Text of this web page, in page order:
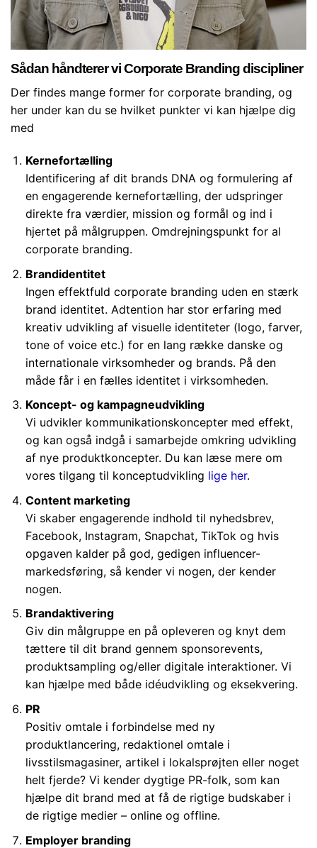
Sådan håndterer vi Corporate Branding discipliner
Der findes mange former for corporate branding, og
her under kan du se hvilket punkter vi kan hjælpe dig
med
Kernefortælling
Identificering af dit brands DNA og formulering af
en engagerende kernefortælling, der udspringer
direkte fra værdier, mission og formål og ind i
hjertet på målgruppen. Omdrejningspunkt for al
corporate branding.
Brandidentitet
Ingen effektfuld corporate branding uden en stærk
brand identitet. Adtention har stor erfaring med
kreativ udvikling af visuelle identiteter (logo, farver,
tone of voice etc.) for en lang række danske og
internationale virksomheder og brands. På den
måde får i en fælles identitet i virksomheden.
Koncept- og kampagneudvikling
Vi udvikler kommunikationskoncepter med effekt,
og kan også indgå i samarbejde omkring udvikling
af nye produktkoncepter. Du kan læse mere om
vores tilgang til konceptudvikling ligeher.
Content marketing
Vi skaber engagerende indhold til nyhedsbrev,
Facebook, Instagram, Snapchat, TikTok og hvis
opgaven kalder på god, gedigen influencer-
markedsføring, så kender vi nogen, der kender
nogen.
Brandaktivering
Giv din målgruppe en på opleveren og knyt dem
tættere til dit brand gennem sponsorevents,
produktsampling og/eller digitale interaktioner. Vi
kan hjælpe med både idéudvikling og eksekvering.
PR
Positiv omtale i forbindelse med ny
produktlancering, redaktionel omtale i
livsstilsmagasiner, artikel i lokalsprøjten eller noget
helt fjerde? Vi kender dygtige PR-folk, som kan
hjælpe dit brand med at få de rigtige budskaber i
de rigtige medier – online og offline.
Employer branding